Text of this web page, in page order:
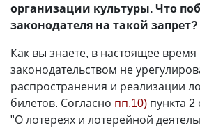
организации культуры. Что
законодателя на такой запрет?
Как вы знаете, в настоящее время
законодательством не
распространения и реализации
билетов. Согласно пп.10) пункта 2
"О лотереях и лотерейной